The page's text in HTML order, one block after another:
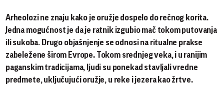
Arheolozi ne znaju kako je oružje dospelo do rečnog korita.
Jedna mogućnost je da je ratnik izgubio mač tokom putovanja
ili sukoba. Drugo objašnjenje se odnosi na ritualne prakse
zabeležene širom Evrope. Tokom srednjeg veka, i u ranijim
paganskim tradicijama, ljudi su ponekad stavljali vredne
predmete, uključujući oružje, u reke i jezera kao žrtve.